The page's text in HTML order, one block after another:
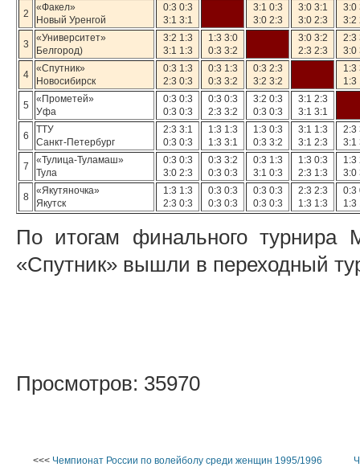
2
«Факел»
Новый Уренгой
0:3 0:3
3:1 3:1
3:1 0:3
3:0 2:3
3:0 3:1
3:0 2:3
3:0
3:2
3
«Университет»
Белгород)
3:2 1:3
3:1 1:3
1:3 3:0
0:3 3:2
3:0 3:2
2:3 2:3
2:3
3:0
4
«Спутник»
Новосибирск
0:3 1:3
2:3 0:3
0:3 1:3
0:3 3:2
0:3 2:3
3:2 3:2
1:3
1:3
5
«Прометей»
Уфа
0:3 0:3
0:3 0:3
0:3 0:3
2:3 3:2
3:2 0:3
0:3 0:3
3:1 2:3
3:1 3:1
6
ТТУ
Санкт-Петербург
2:3 3:1
0:3 0:3
1:3 1:3
1:3 3:1
1:3 0:3
0:3 3:2
3:1 1:3
3:1 2:3
2:3
3:1
7
«Тулица-Туламаш»
Тула
0:3 0:3
3:0 2:3
0:3 3:2
0:3 0:3
0:3 1:3
3:1 0:3
1:3 0:3
2:3 1:3
1:3
3:0
8
«Якутяночка»
Якутск
1:3 1:3
2:3 0:3
0:3 0:3
0:3 0:3
0:3 0:3
0:3 0:3
2:3 2:3
1:3 1:3
0:3
1:3
По итогам финального
«Спутник» вышли в переходный
Просмотров: 35970
<<< Чемпионат России по волейболу среди женщин 1995/1996